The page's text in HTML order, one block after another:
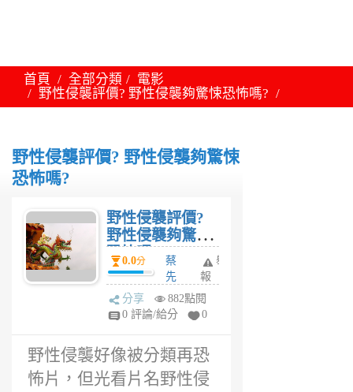
首頁 全部分類
電影
野性侵襲評價? 野性侵襲夠驚悚恐怖嗎?
野性侵襲評價? 野性侵襲夠驚悚
恐怖嗎?
野性侵襲評價?
野性侵襲夠驚悚
恐怖嗎?
0.0分
蔡
先
生
6
舉
報
分享
882點閱
0 評論/給分
0
野性侵襲好像被分類再恐
怖片，但光看片名野性侵